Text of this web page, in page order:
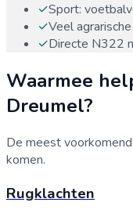
✓Sport:
✓Veel
✓Directe N322
Waarmee
Dreumel?
De meest
komen.
Rugklachten